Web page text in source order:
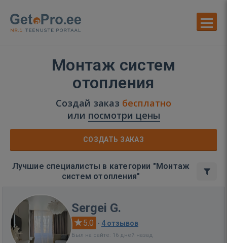
Монтаж систем
отопления
Создай заказ бесплатно
или посмотри цены
СОЗДАТЬ ЗАКАЗ
Лучшие специалисты в категории "Монтаж
систем отопления"
Sergei G.
5.0 · 4 отзывов
Был на сайте: 16 дней назад